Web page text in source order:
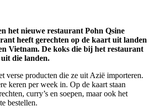
het nieuwe restaurant Pohn Qsine
heeft gerechten op de kaart uit landen
Vietnam. De koks die bij het restaurant
die landen.
verse producten die ze uit Azië importeren.
keren per week in. Op de kaart staan
curry’s en soepen, maar ook het
bestellen.